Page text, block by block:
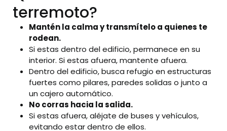
terremoto?
Mantén la calma y transmítelo a quienes te
rodean.
Si estas dentro del edificio, permanece en su
interior. Si estas afuera, mantente afuera.
Dentro del edificio, busca refugio en estructuras
fuertes como pilares, paredes solidas o junto a
un cajero automático.
No corras hacia la salida.
Si estas afuera, aléjate de buses y vehículos,
evitando estar dentro de ellos.